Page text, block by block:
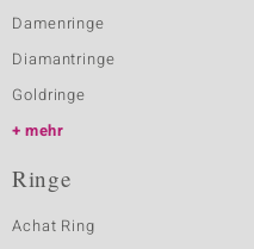
Damenringe
Diamantringe
Goldringe
mehr
Ringe
Achat Ring